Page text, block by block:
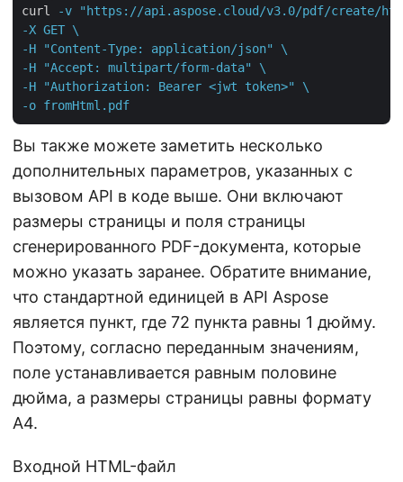
curl
-v "https://api.aspose.cloud/v3.0/pdf/create/
-X GET \
-H "Content-Type: application/json" \
-H "Accept: multipart/form-data" \
-H "Authorization: Bearer <jwt token>" \
-o fromHtml.pdf
Вы также можете заметить несколько
дополнительных параметров, указанных с
вызовом API в коде выше. Они включают
размеры страницы и поля страницы
сгенерированного PDF-документа, которые
можно указать заранее. Обратите внимание,
что стандартной единицей в API Aspose
является пункт, где 72 пункта равны 1 дюйму.
Поэтому, согласно переданным значениям,
поле устанавливается равным половине
дюйма, а размеры страницы равны формату
A4.
Входной HTML-файл